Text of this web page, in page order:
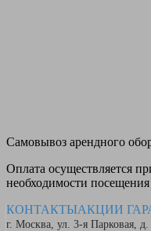
Самовывоз арендного
Оплата осуществляется
необходимости
КОНТАКТЫАКЦИИ
г. Москва, ул. 3-я Парковая,